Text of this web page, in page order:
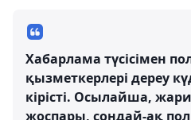
Хабарлама түсісімен
қызметкерлері дереу
кірісті. Осылайша,
жоспары, сондай-ақ